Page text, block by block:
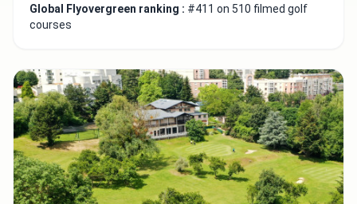
Global Flyovergreen ranking : #411 on 510 filmed golf
courses